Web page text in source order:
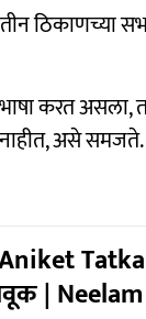
ठिकाणच्या
करत असला,
नाहीत, असे
|